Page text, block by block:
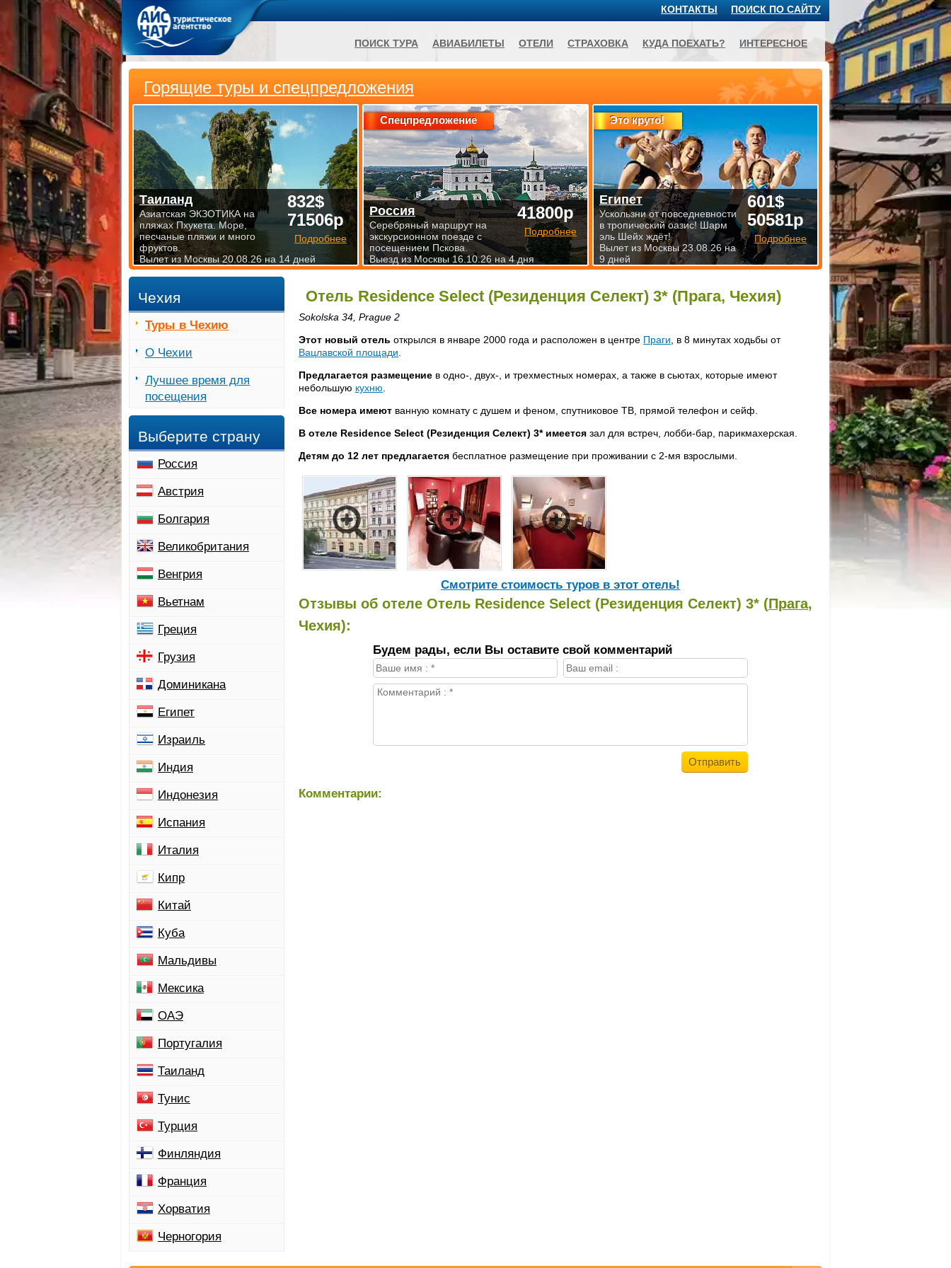
Отель Residence Select (Резиденция Селект) 3* (Прага, Чехия)
Sokolska 34, Prague 2
Этот новый отель открылся в январе 2000 года и расположен в центре Праги , в 8 минутах ходьбы от
Вацлавской площади
Предлагается размещение в одно-, двух-, и трехместных номерах, а также в сьютах, которые имеют
небольшую кухню
Все номера имеют ванную комнату с душем и феном, спутниковое ТВ, прямой телефон и сейф.
В отеле Residence Select (Резиденция Селект) 3* имеется зал для встреч, лобби-бар, парикмахерская.
Детям до 12 лет предлагается бесплатное размещение при проживании с 2-мя взрослыми.
Cмотрите стоимость туров в этот отель!
Отзывы об отеле Отель Residence Select (Резиденция Селект) 3* (Прага,
Чехия):
Будем рады, если Вы оставите свой комментарий
Комментарии:
Чехия
Туры в Чехию
О Чехии
Лучшее время для
посещения
Выберите страну
Россия
Австрия
Болгария
Великобритания
Венгрия
Вьетнам
Греция
Грузия
Доминикана
Египет
Израиль
Индия
Индонезия
Испания
Италия
Кипр
Китай
Куба
Мальдивы
Мексика
ОАЭ
Португалия
Таиланд
Тунис
Турция
Финляндия
Франция
Хорватия
Черногория
Горящие туры и спецпредложения
832$
71506р
Подробнее
Таиланд
Азиатская ЭКЗОТИКА на
пляжах Пхукета. Море,
песчаные пляжи и много
фруктов.
Вылет из Москвы 20.08.26 на 14 дней
Спецпредложение
41800р
Подробнее
Россия
Серебряный маршрут на
экскурсионном поезде с
посещением Пскова.
Выезд из Москвы 16.10.26 на 4 дня
Это круто!
601$
50581р
Подробнее
Египет
Ускользни от повседневности
в тропический оазис! Шарм
эль Шейх ждёт!
Вылет из Москвы 23.08.26 на
9 дней
ПОИСК ПО САЙТУ
КОНТАКТЫ
ПОИСК ТУРА АВИАБИЛЕТЫ ОТЕЛИ СТРАХОВКА КУДА ПОЕХАТЬ? ИНТЕРЕСНОЕ